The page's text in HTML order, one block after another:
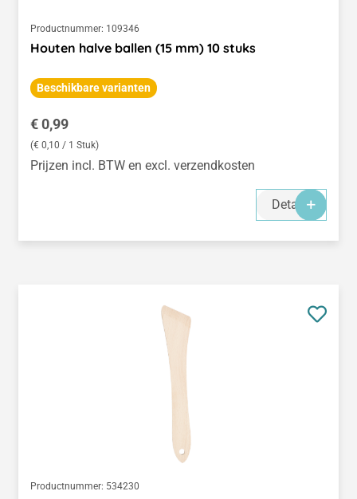
Productnummer: 109346
Houten halve ballen (15 mm) 10 stuks
Beschikbare varianten
Normale prijs:
€ 0,99
(€ 0,10 / 1 Stuk)
Prijzen incl. BTW en excl. verzendkosten
Details
Productnummer: 534230